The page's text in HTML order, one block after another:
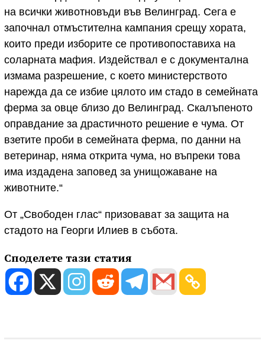
на всички животновъди във Велинград. Сега е
започнал отмъстителна кампания срещу хората,
които преди изборите се противопоставиха на
соларната мафия. Издействал е с документална
измама разрешение, с което министерството
нарежда да се избие цялото им стадо в семейната
ферма за овце близо до Велинград. Скалъпеното
оправдание за драстичното решение е чума. От
взетите проби в семейната ферма, по данни на
ветеринар, няма открита чума, но въпреки това
има издадена заповед за унищожаване на
животните.“
От „Свободен глас“ призовават за защита на
стадото на Георги Илиев в събота.
Споделете тази статия